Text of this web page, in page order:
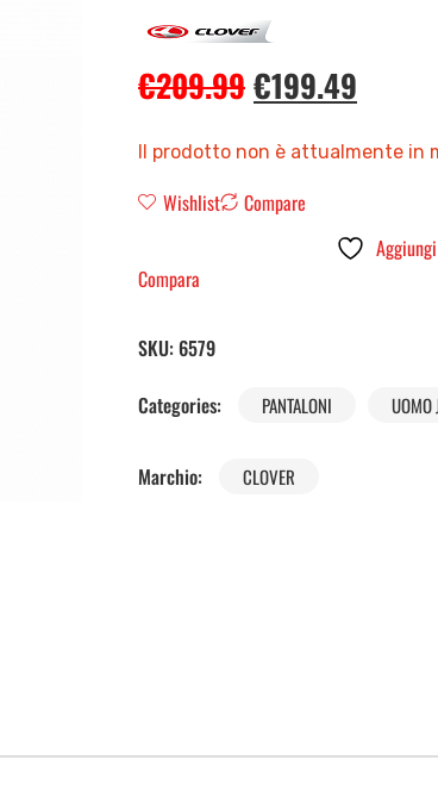
€209.99€199.49
Il prodotto non è attualmente in
Wishlist
Compare
Compara
SKU: 6579
Categories:
PANTALONI UOMO
Marchio: CLOVER